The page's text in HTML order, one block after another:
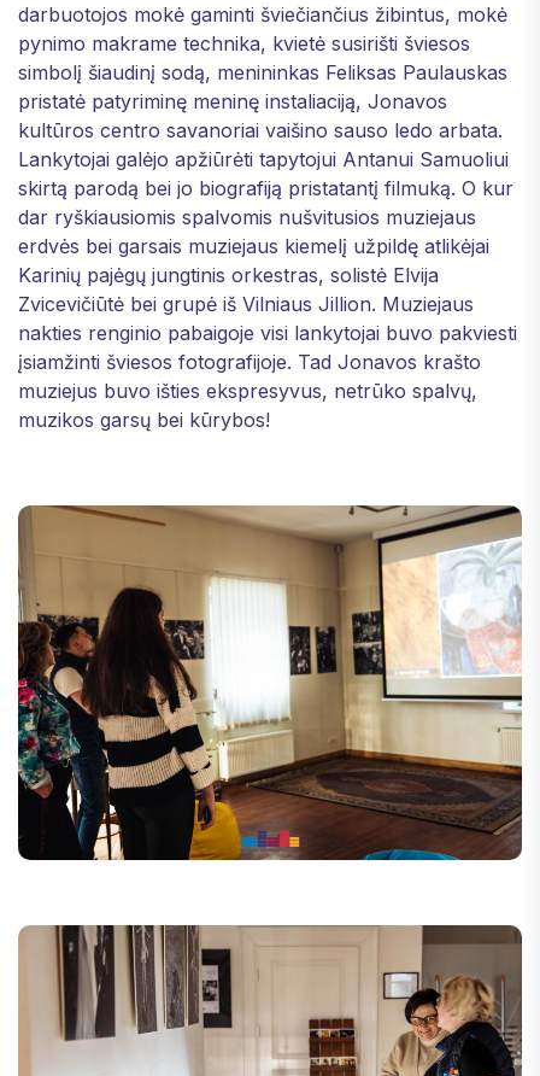
darbuotojos mokė gaminti šviečiančius žibintus, mokė
pynimo makrame technika, kvietė susirišti šviesos
simbolį šiaudinį sodą, menininkas Feliksas Paulauskas
pristatė patyriminę meninę instaliaciją, Jonavos
kultūros centro savanoriai vaišino sauso ledo arbata.
Lankytojai galėjo apžiūrėti tapytojui Antanui Samuoliui
skirtą parodą bei jo biografiją pristatantį filmuką. O kur
dar ryškiausiomis spalvomis nušvitusios muziejaus
erdvės bei garsais muziejaus kiemelį užpildę atlikėjai
Karinių pajėgų jungtinis orkestras, solistė Elvija
Zvicevičiūtė bei grupė iš Vilniaus Jillion. Muziejaus
nakties renginio pabaigoje visi lankytojai buvo pakviesti
įsiamžinti šviesos fotografijoje. Tad Jonavos krašto
muziejus buvo išties ekspresyvus, netrūko spalvų,
muzikos garsų bei kūrybos!